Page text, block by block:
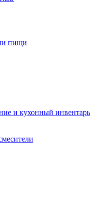
пищи
и кухонный инвентарь